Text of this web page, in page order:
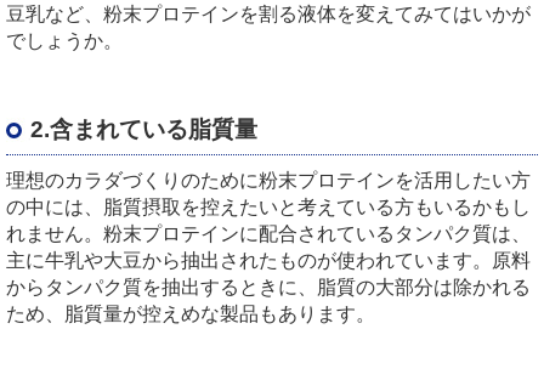
豆乳など、粉末プロテインを割る液体を変えてみてはいかが
でしょうか。
2.含まれている脂質量
理想のカラダづくりのために粉末プロテインを活用したい方
の中には、脂質摂取を控えたいと考えている方もいるかもし
れません。粉末プロテインに配合されているタンパク質は、
主に牛乳や大豆から抽出されたものが使われています。原料
からタンパク質を抽出するときに、脂質の大部分は除かれる
ため、脂質量が控えめな製品もあります。